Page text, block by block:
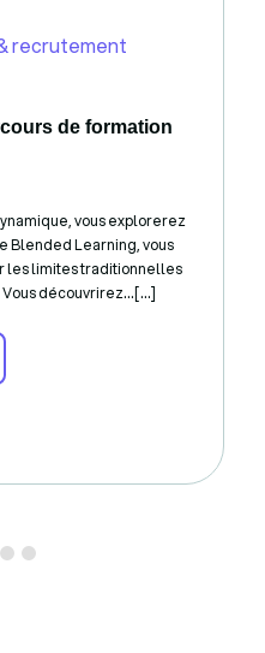
recrutement
de formation
vous explorerez
Blended Learning, vous
les limites traditionnelles
découvrirez...[...]